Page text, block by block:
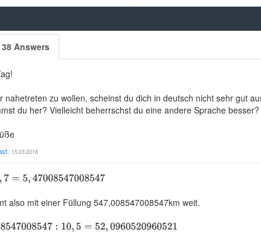
38 Answers
nahetreten zu wollen, scheinst du dich in deutsch nicht sehr gut
du her? Vielleicht beherrschst du eine andere Sprache besser?
15.03.2016
also mit einer Füllung 547,008547008547km weit.